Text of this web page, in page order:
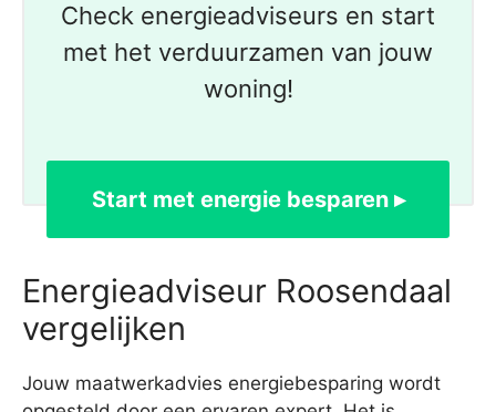
Check energieadviseurs en start
met het verduurzamen van jouw
woning!
Start met energie besparen ▸
Energieadviseur Roosendaal
vergelijken
Jouw maatwerkadvies energiebesparing wordt